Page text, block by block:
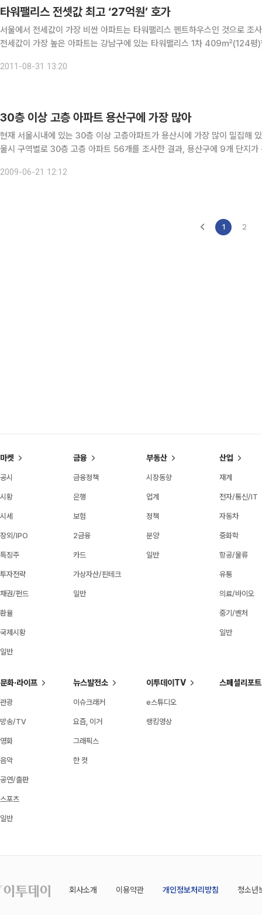
타워팰리스 전셋값 최고 ‘27억원’ 호가
서울에서 전세값이 가장 비싼 아파트는 타워팰리스 펜트하우스인 것으로 조사됐다. 31일 부동산정보업체 부동산1번지에 따르
전세값이 가장 높은 아파트는 강남구에 있는 타워팰리스 1차 409㎡(124
2011-08-31 13:20
30층 이상 고층 아파트 용산구에 가장 많아
현재 서울시내에 있는 30층 이상 고층아파트가 용산시에 가장 많이 밀집해 있는 것으로 나타났다. 21일 부
울시 구역별로 30층 고층 아파트 56개를 조사한 결과, 용산구에 9개 단지가 위치해 있는 것으로
2009-06-21 12:12
1 2
마켓
공시
시황
시세
장외/IPO
특징주
투자전략
채권/펀드
환율
국제시황
일반
금융
금융정책
은행
보험
2금융
카드
가상자산/핀테크
일반
부동산
시장동향
업계
정책
분양
일반
산업
재계
전자/통신/IT
자동차
중화학
항공/물류
유통
의료/바이오
중기/벤처
일반
문화·라이프
관광
방송/TV
영화
음악
공연/출판
스포츠
일반
뉴스발전소
이슈크래커
요즘, 이거
그래픽스
한 컷
이투데이TV
e스튜디오
랭킹영상
스페셜리포트
회사소개 이용약관 개인정보처리방침 청소년